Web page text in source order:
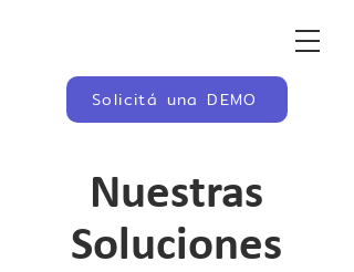
Solicitá una DEMO
Nuestras
Soluciones